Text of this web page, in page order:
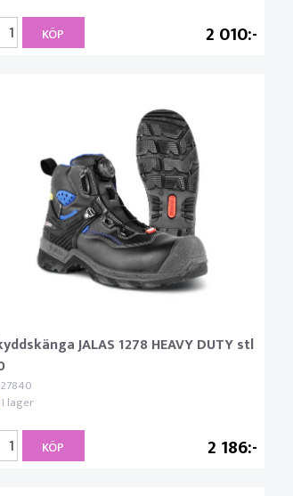
2 010
KÖP
JALAS 1278 HEAVY DUTY stl
I lager
2 186
KÖP